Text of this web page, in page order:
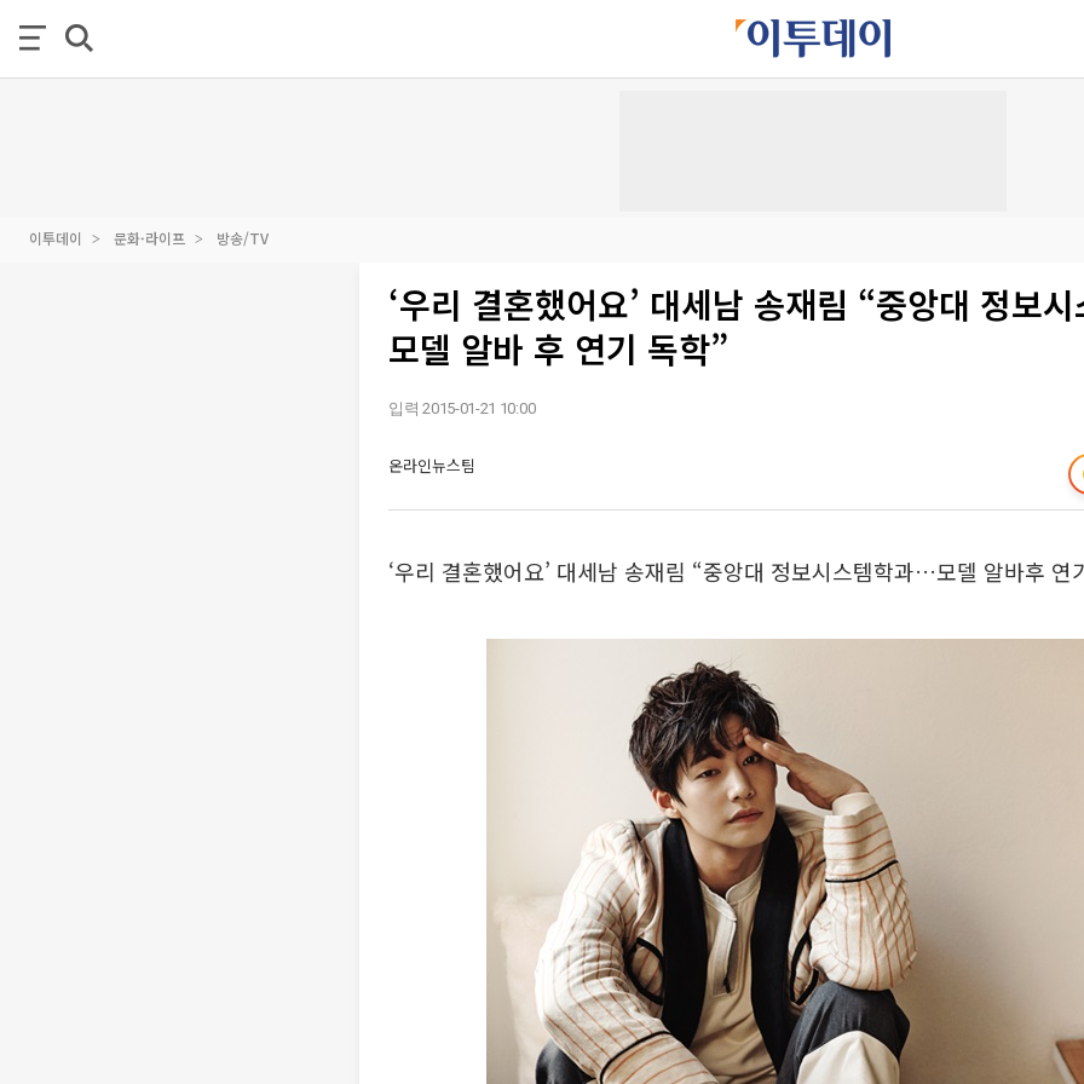
이투데이 문화·라이프 방송/TV
‘우리 결혼했어요’ 대세남 송재림 “중앙대 정보
모델 알바 후 연기 독학”
입력 2015-01-21 10:00
온라인뉴스팀
‘우리 결혼했어요’ 대세남 송재림 “중앙대 정보시스템학과…모델 알바후 연